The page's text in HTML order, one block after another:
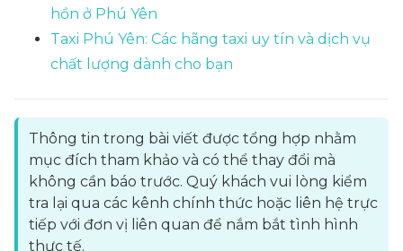
hồn ở Phú Yên
Taxi Phú Yên: Các hãng taxi uy tín và dịch vụ
chất lượng dành cho bạn
Thông tin trong bài viết được tổng hợp nhằm
mục đích tham khảo và có thể thay đổi mà
không cần báo trước. Quý khách vui lòng kiểm
tra lại qua các kênh chính thức hoặc liên hệ trực
tiếp với đơn vị liên quan để nắm bắt tình hình
thực tế.